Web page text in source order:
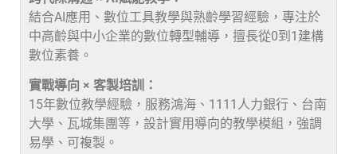
結合AI應用、數位工具教學與熟齡學習經驗，專注於
中高齡與中小企業的數位轉型輔導，擅長從0到1建構
數位素養。
實戰導向 × 客製培訓：
15年數位教學經驗，服務鴻海、1111人力銀行、台南
大學、瓦城集團等，設計實用導向的教學模組，強調
易學、可複製。